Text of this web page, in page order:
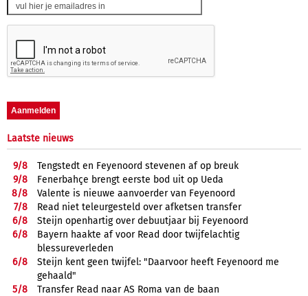
Laatste nieuws
9/8
Tengstedt en Feyenoord stevenen af op breuk
9/8
Fenerbahçe brengt eerste bod uit op Ueda
8/8
Valente is nieuwe aanvoerder van Feyenoord
7/8
Read niet teleurgesteld over afketsen transfer
6/8
Steijn openhartig over debuutjaar bij Feyenoord
6/8
Bayern haakte af voor Read door twijfelachtig
blessureverleden
6/8
Steijn kent geen twijfel: "Daarvoor heeft Feyenoord me
gehaald"
5/8
Transfer Read naar AS Roma van de baan